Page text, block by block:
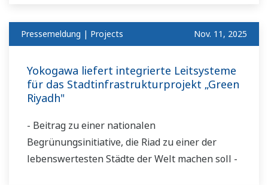
Pressemeldung | Projects Nov. 11, 2025
Yokogawa liefert integrierte Leitsysteme
für das Stadtinfrastrukturprojekt „Green
Riyadh"
- Beitrag zu einer nationalen
Begrünungsinitiative, die Riad zu einer der
lebenswertesten Städte der Welt machen soll -